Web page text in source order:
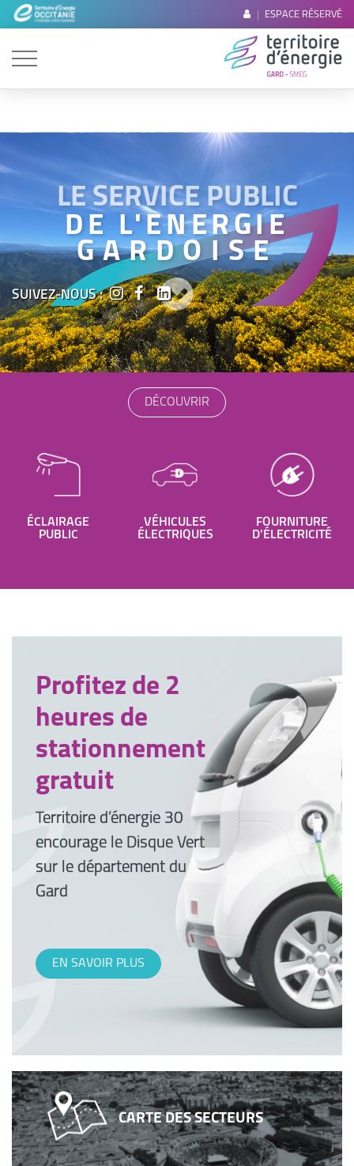
ESPACE RÉSERVÉ
LE SERVICE PUBLIC
DE L'ENERGIE
GARDOISE
SUIVEZ-NOUS :
Nos Métiers
DÉCOUVRIR
ÉCLAIRAGE
PUBLIC
VÉHICULES
ÉLECTRIQUES
FOURNITURE
D'ÉLECTRICITÉ
Profitez de 2
heures de
stationnement
gratuit
Territoire d’énergie 30
encourage le Disque Vert
sur le département du
Gard
EN SAVOIR PLUS
CARTE DES SECTEURS